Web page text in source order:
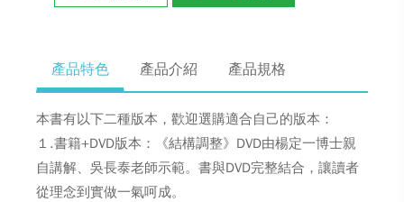
產品特色 產品介紹 產品規格
本書有以下二種版本，歡迎選購適合自己的版本：
１.書籍+DVD版本：《結構調整》DVD由楊定一博士親
自講解、吳長泰老師示範。書與DVD完整結合，讓讀者
從理念到實做一氣呵成。